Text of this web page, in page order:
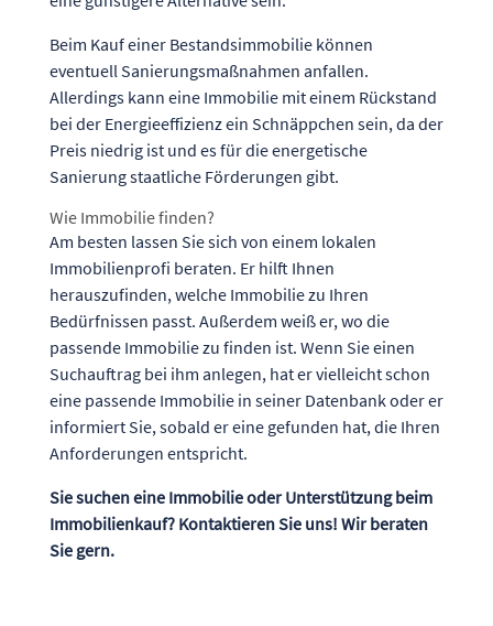
Beim Kauf einer Bestandsimmobilie können
eventuell Sanierungsmaßnahmen anfallen.
Allerdings kann eine Immobilie mit einem Rückstand
bei der Energieeffizienz ein Schnäppchen sein, da der
Preis niedrig ist und es für die energetische
Sanierung staatliche Förderungen gibt.
Wie Immobilie finden?
Am besten lassen Sie sich von einem lokalen
Immobilienprofi beraten. Er hilft Ihnen
herauszufinden, welche Immobilie zu Ihren
Bedürfnissen passt. Außerdem weiß er, wo die
passende Immobilie zu finden ist. Wenn Sie einen
Suchauftrag bei ihm anlegen, hat er vielleicht schon
eine passende Immobilie in seiner Datenbank oder er
informiert Sie, sobald er eine gefunden hat, die Ihren
Anforderungen entspricht.
Sie suchen eine Immobilie oder Unterstützung beim
Immobilienkauf? Kontaktieren Sie uns! Wir beraten
Sie gern.